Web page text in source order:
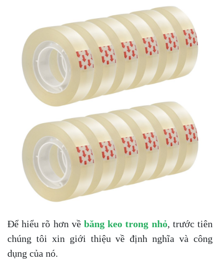
Để hiểu rõ hơn về băng keo trong nhỏ, trước tiên
chúng tôi xin giới thiệu về định nghĩa và công
dụng của nó.